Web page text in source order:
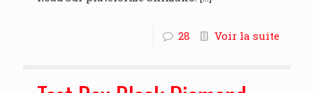
28 Voir la suite